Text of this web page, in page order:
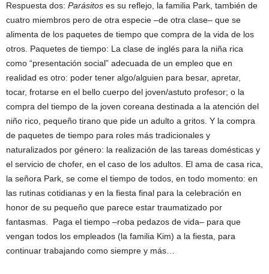
Respuesta dos: Parásitos es su reflejo, la familia Park, también de
cuatro miembros pero de otra especie –de otra clase– que se
alimenta de los paquetes de tiempo que compra de la vida de los
otros. Paquetes de tiempo: La clase de inglés para la niña rica
como “presentación social” adecuada de un empleo que en
realidad es otro: poder tener algo/alguien para besar, apretar,
tocar, frotarse en el bello cuerpo del joven/astuto profesor; o la
compra del tiempo de la joven coreana destinada a la atención del
niño rico, pequeño tirano que pide un adulto a gritos. Y la compra
de paquetes de tiempo para roles más tradicionales y
naturalizados por género: la realización de las tareas domésticas y
el servicio de chofer, en el caso de los adultos. El ama de casa rica,
la señora Park, se come el tiempo de todos, en todo momento: en
las rutinas cotidianas y en la fiesta final para la celebración en
honor de su pequeño que parece estar traumatizado por
fantasmas. Paga el tiempo –roba pedazos de vida– para que
vengan todos los empleados (la familia Kim) a la fiesta, para
continuar trabajando como siempre y más…